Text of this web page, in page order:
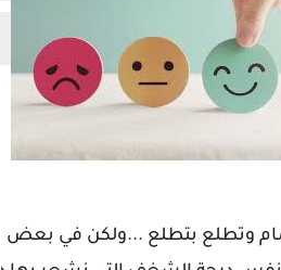
وتطلع بتطلع ...ولكن في بعض